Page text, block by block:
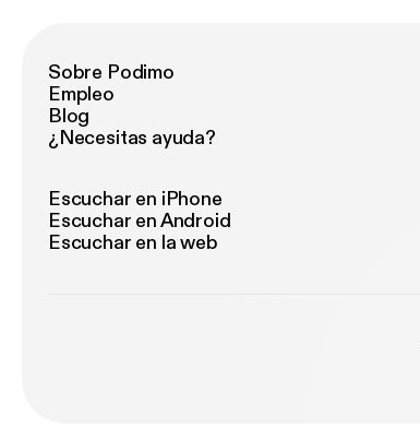
Sobre Podimo
Empleo
Blog
¿Necesitas ayuda?
Escuchar en iPhone
Escuchar en Android
Escuchar en la web